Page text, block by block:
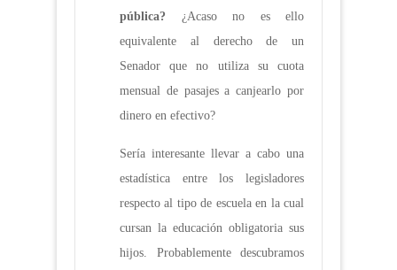
pública? ¿Acaso no es ello
equivalente al derecho de un
Senador que no utiliza su cuota
mensual de pasajes a canjearlo por
dinero en efectivo?
Sería interesante llevar a cabo una
estadística entre los legisladores
respecto al tipo de escuela en la cual
cursan la educación obligatoria sus
hijos. Probablemente descubramos